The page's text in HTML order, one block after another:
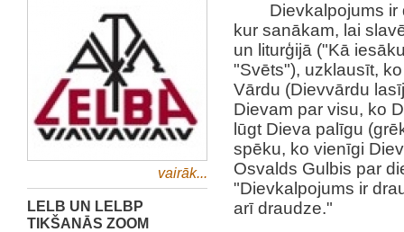
vairāk...
LELB UN LELBP
TIKŠANĀS ZOOM
Dievkalpojums
kur sanākam, lai
un liturģijā ("Kā
"Svēts"), uzklausīt,
Vārdu (Dievvārdu
Dievam par visu, ko
lūgt Dieva palīgu
spēku, ko vienīgi
Osvalds Gulbis par
"Dievkalpojums ir
arī draudze."